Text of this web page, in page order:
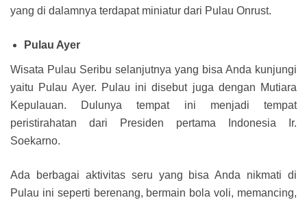
yang di dalamnya terdapat miniatur dari Pulau Onrust.
Pulau Ayer
Wisata Pulau Seribu selanjutnya yang bisa Anda kunjungi
yaitu Pulau Ayer. Pulau ini disebut juga dengan Mutiara
Kepulauan. Dulunya tempat ini menjadi tempat
peristirahatan dari Presiden pertama Indonesia Ir.
Soekarno.
Ada berbagai aktivitas seru yang bisa Anda nikmati di
Pulau ini seperti berenang, bermain bola voli, memancing,